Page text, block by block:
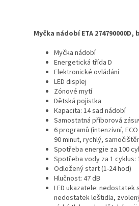
Myčka nádobí ETA 274790000D,
Myčka nádobí
Energetická třída D
Elektronické ovládání
LED displej
Zónové mytí
Dětská pojistka
Kapacita: 14 sad nádobí
Samostatná příborová
6 programů (intenzivní,
90 minut, rychlý,
Spotřeba energie za 100
Spotřeba vody za 1 cyklus:
Odložený start (1-24 hod)
Hlučnost: 47 dB
LED ukazatele: nedostatek
nedostatek leštidla,